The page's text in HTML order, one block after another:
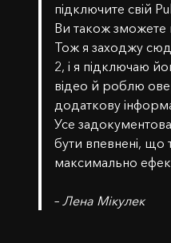
підключите свій
Ви також зможете
Тож я заходжу
2, і я підключаю
відео й роблю
додаткову
Усе
бути впевнені, що
максимально
– Лена Мікулек